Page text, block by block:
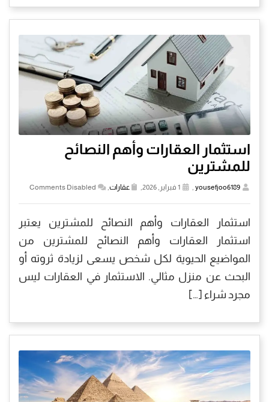
استثمار العقارات وأهم النصائح
للمشترين
yousefjoo6189
, عقارات,
Comments Disabled
استثمار العقارات وأهم النصائح للمشترين يعتبر
استثمار العقارات وأهم النصائح للمشترين من
المواضيع الحيوية لكل شخص يسعى لزيادة ثروته أو
البحث عن منزل مثالي. الاستثمار في العقارات ليس
مجرد شراء […]